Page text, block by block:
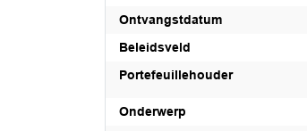
Ontvangstdatum
Beleidsveld
Portefeuillehouder
Onderwerp